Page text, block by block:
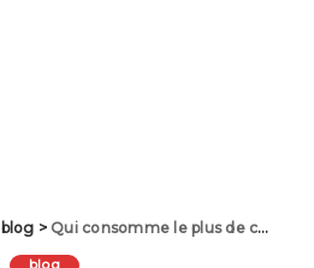
blog > Qui consomme le plus de confiture ?